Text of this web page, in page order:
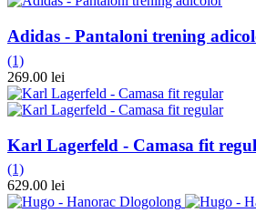
Adidas - Pantaloni trening
(1)
269.00 lei
Karl Lagerfeld - Camasa fit
(1)
629.00 lei